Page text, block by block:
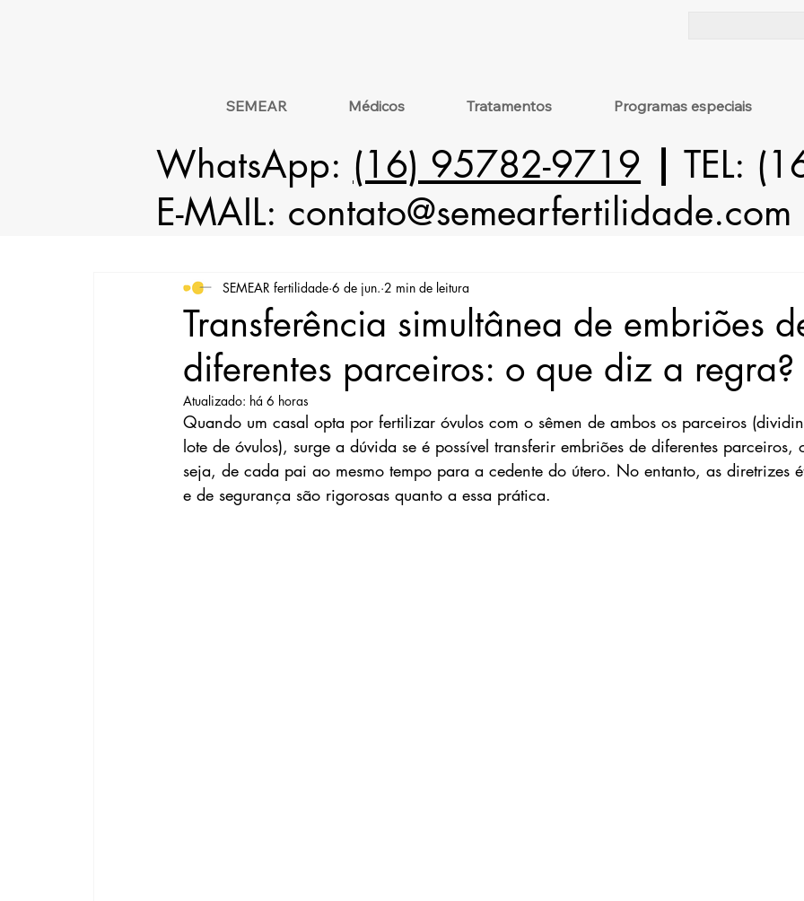
SEMEAR Médicos Tratamentos Programas especiais
WhatsApp: (16) 95782-9719 TEL:
E-MAIL: contato@semearfertilidade.com
Transferência simultânea de embriões
diferentes parceiros: o que diz a regra?
SEMEAR fertilidade 6 de jun. 2 min de leitura
Atualizado: há 6 horas
Quando um casal opta por fertilizar óvulos com o sêmen de ambos os parceiros
lote de óvulos), surge a dúvida se é possível transferir embriões de diferentes parceiros,
seja, de cada pai ao mesmo tempo para a cedente do útero. No entanto, as diretrizes
e de segurança são rigorosas quanto a essa prática.